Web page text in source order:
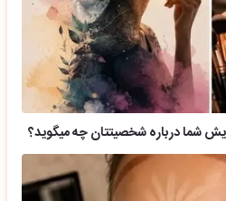
شما درباره شخصیتتان چه میگوید؟